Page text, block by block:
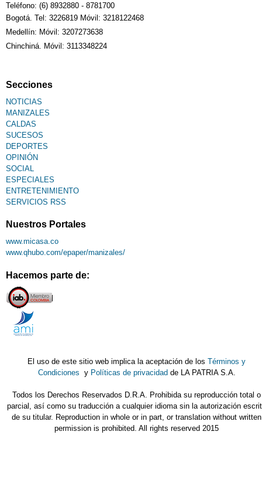
Sudoku
Teléfono: (6) 8932880 - 8781700
Bogotá. Tel: 3226819 Móvil: 3218122468
Medellín: Móvil: 3207273638
Chinchiná. Móvil: 3113348224
Secciones
NOTICIAS
MANIZALES
CALDAS
SUCESOS
DEPORTES
OPINIÓN
SOCIAL
ESPECIALES
ENTRETENIMIENTO
SERVICIOS RSS
Nuestros Portales
www.micasa.co
www.qhubo.com/epaper/manizales/
Hacemos parte de:
El uso de este sitio web implica la aceptación de losTérminos y
Condiciones y Políticas de privacidad de LA PATRIA S.A.
Todos los Derechos Reservados D.R.A. Prohibida su reproducción total o
parcial, así como su traducción a cualquier idioma sin la autorización
de su titular. Reproduction in whole or in part, or translation without written
permission is prohibited. All rights reserved 2015